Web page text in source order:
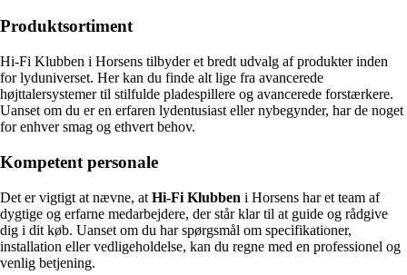
Produktsortiment
Hi-Fi Klubben i Horsens tilbyder et bredt udvalg af produkter inden
for lyduniverset. Her kan du finde alt lige fra avancerede
højttalersystemer til stilfulde pladespillere og avancerede forstærkere.
Uanset om du er en erfaren lydentusiast eller nybegynder, har de noget
for enhver smag og ethvert behov.
Kompetent personale
Det er vigtigt at nævne, at Hi-Fi Klubben i Horsens har et team af
dygtige og erfarne medarbejdere, der står klar til at guide og rådgive
dig i dit køb. Uanset om du har spørgsmål om specifikationer,
installation eller vedligeholdelse, kan du regne med en professionel og
venlig betjening.